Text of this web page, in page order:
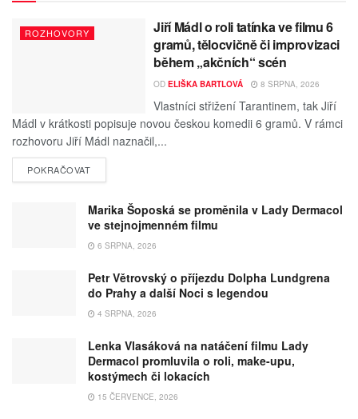
ROZHOVORY
Jiří Mádl o roli tatínka ve filmu 6
gramů, tělocvičně či improvizaci
během „akčních“ scén
OD ELIŠKA BARTLOVÁ 8 SRPNA, 2026
Vlastníci střižení Tarantinem, tak Jiří
Mádl v krátkosti popisuje novou českou komedii 6 gramů. V rámci
rozhovoru Jiří Mádl naznačil,...
POKRAČOVAT
Marika Šoposká se proměnila v Lady Dermacol
ve stejnojmenném filmu
6 SRPNA, 2026
Petr Větrovský o příjezdu Dolpha Lundgrena
do Prahy a další Noci s legendou
4 SRPNA, 2026
Lenka Vlasáková na natáčení filmu Lady
Dermacol promluvila o roli, make-upu,
kostýmech či lokacích
15 ČERVENCE, 2026